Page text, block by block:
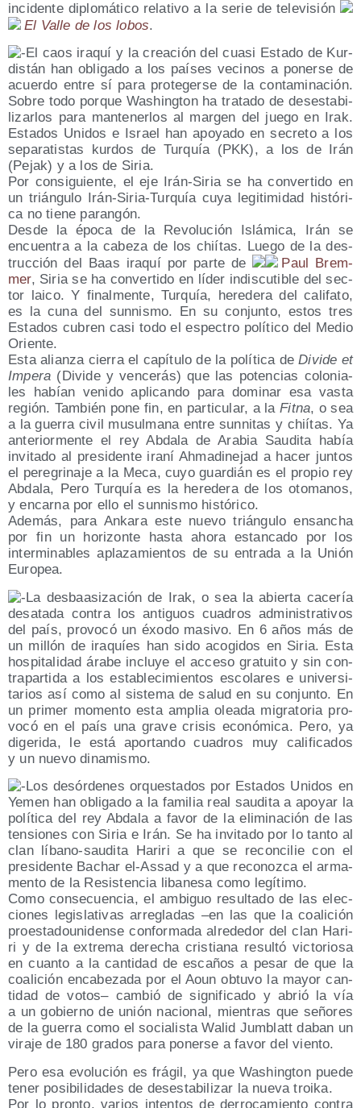
inci­den­te diplo­má­ti­co rela­ti­vo a la serie de tele­vi­sión
El Valle de los lobos.
El caos ira­quí y la crea­ción del cua­si Esta­do de Kur­
dis­tán han obli­ga­do a los paí­ses veci­nos a poner­se de
acuer­do entre sí para pro­te­ger­se de la con­ta­mi­na­ción.
Sobre todo por­que Washing­ton ha tra­ta­do de des­es­ta­bi­
li­zar­los para man­te­ner­los al mar­gen del jue­go en Irak.
Esta­dos Uni­dos e Israel han apo­ya­do en secre­to a los
sepa­ra­tis­tas kur­dos de Tur­quía (PKK), a los de Irán
(Pejak) y a los de Siria.
Por con­si­guien­te, el eje Irán-Siria se ha con­ver­ti­do en
un trián­gu­lo Irán-Siria-Tur­quía cuya legi­ti­mi­dad his­tó­ri­
ca no tie­ne parangón.
Des­de la épo­ca de la Revo­lu­ción Islá­mi­ca, Irán se
encuen­tra a la cabe­za de los chií­tas. Lue­go de la des­
truc­ción del Baas ira­quí por par­te de
Paul Brem­
mer, Siria se ha con­ver­ti­do en líder indis­cu­ti­ble del sec­
tor lai­co. Y final­men­te, Tur­quía, here­de­ra del cali­fa­to,
es la cuna del sun­nis­mo. En su con­jun­to, estos tres
Esta­dos cubren casi todo el espec­tro polí­ti­co del Medio
Oriente.
Esta alian­za cie­rra el capí­tu­lo de la polí­ti­ca deDivi­de et
Impe­ra (Divi­de y ven­ce­rás) que las poten­cias colo­nia­
les habían veni­do apli­can­do para domi­nar esa vas­ta
región. Tam­bién pone fin, en par­ti­cu­lar, a laFit­na, o sea
a la gue­rra civil musul­ma­na entre sun­ni­tas y chií­tas. Ya
ante­rior­men­te el rey Abda­la de Ara­bia Sau­di­ta había
invi­ta­do al pre­si­den­te ira­ní Ahma­di­ne­jad a hacer jun­tos
el pere­gri­na­je a la Meca, cuyo guar­dián es el pro­pio rey
Abda­la, Pero Tur­quía es la here­de­ra de los oto­ma­nos,
y encar­na por ello el sun­nis­mo histórico.
Ade­más, para Anka­ra este nue­vo trián­gu­lo ensan­cha
por fin un hori­zon­te has­ta aho­ra estan­ca­do por los
inter­mi­na­bles apla­za­mien­tos de su entra­da a la Unión
Europea.
La des­baa­si­za­ción de Irak, o sea la abier­ta cace­ría
des­ata­da con­tra los anti­guos cua­dros admi­nis­tra­ti­vos
del país, pro­vo­có un éxo­do masi­vo. En 6 años más de
un millón de ira­quíes han sido aco­gi­dos en Siria. Esta
hos­pi­ta­li­dad ára­be inclu­ye el acce­so gra­tui­to y sin con­
tra­par­ti­da a los esta­ble­ci­mien­tos esco­la­res e uni­ver­si­
ta­rios así como al sis­te­ma de salud en su con­jun­to. En
un pri­mer momen­to esta amplia olea­da migra­to­ria pro­
vo­có en el país una gra­ve cri­sis eco­nó­mi­ca. Pero, ya
dige­ri­da, le está apor­tan­do cua­dros muy cali­fi­ca­dos
y un nue­vo dinamismo.
Los des­ór­de­nes orques­ta­dos por Esta­dos Uni­dos en
Yemen han obli­ga­do a la fami­lia real sau­di­ta a apo­yar la
polí­ti­ca del rey Abda­la a favor de la eli­mi­na­ción de las
ten­sio­nes con Siria e Irán. Se ha invi­ta­do por lo tan­to al
clan líbano-sau­di­ta Hari­ri a que se recon­ci­lie con el
pre­si­den­te Bachar el-Assad y a que reco­noz­ca el arma­
men­to de la Resis­ten­cia liba­ne­sa como legítimo.
Como con­se­cuen­cia, el ambi­guo resul­ta­do de las elec­
cio­nes legis­la­ti­vas arre­gla­das –en las que la coa­li­ción
proes­ta­dou­ni­den­se con­for­ma­da alre­de­dor del clan Hari­
ri y de la extre­ma dere­cha cris­tia­na resul­tó vic­to­rio­sa
en cuan­to a la can­ti­dad de esca­ños a pesar de que la
coa­li­ción enca­be­za­da por el Aoun obtu­vo la mayor can­
ti­dad de votos– cam­bió de sig­ni­fi­ca­do y abrió la vía
a un gobierno de unión nacio­nal, mien­tras que seño­res
de la gue­rra como el socia­lis­ta Walid Jum­blatt daban un
vira­je de 180 gra­dos para poner­se a favor del viento.
Pero esa evo­lu­ción es frá­gil, ya que Washing­ton pue­de
tener posi­bi­li­da­des de des­es­ta­bi­li­zar la nue­va troika.
Por lo pron­to, varios inten­tos de derro­ca­mien­to con­tra